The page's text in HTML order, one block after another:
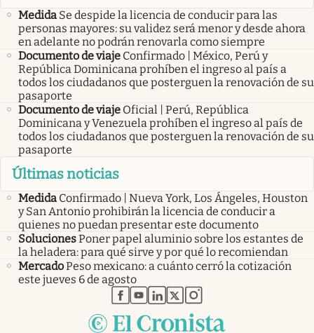
Medida Se despide la licencia de conducir para las
personas mayores: su validez será menor y desde ahora
en adelante no podrán renovarla como siempre
Documento de viaje Confirmado | México, Perú y
República Dominicana prohíben el ingreso al país a
todos los ciudadanos que posterguen la renovación de su
pasaporte
Documento de viaje Oficial | Perú, República
Dominicana y Venezuela prohíben el ingreso al país de
todos los ciudadanos que posterguen la renovación de su
pasaporte
Últimas noticias
Medida Confirmado | Nueva York, Los Ángeles, Houston
y San Antonio prohibirán la licencia de conducir a
quienes no puedan presentar este documento
SolucionesPoner papel aluminio sobre los estantes de
la heladera: para qué sirve y por qué lo recomiendan
MercadoPeso mexicano: a cuánto cerró la cotización
este jueves 6 de agosto
abre en nueva pestaña
abre en nueva pestaña
abre en nueva pestaña
abre en nueva pestaña
abre en nueva pestaña